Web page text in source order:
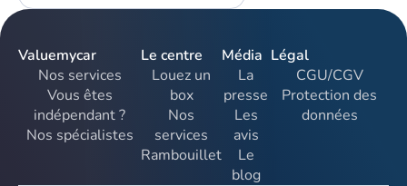
Valuemycar
Nos services
Vous êtes
indépendant ?
Nos spécialistes
Le centre
Louez un
box
Nos
services
Rambouillet
Média
La
presse
Les
avis
Le
blog
Légal
CGU/CGV
Protection des
données